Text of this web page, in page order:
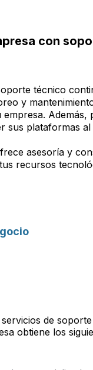
con
técnico
y
sus plataformas
asesoría y
recursos
de
obtiene los